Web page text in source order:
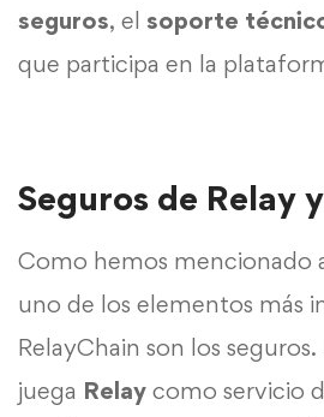
seguros, el soporte
que participa en la
Seguros de Relay
Como hemos mencionado
uno de los elementos más
RelayChain son los
juega Relay como servicio